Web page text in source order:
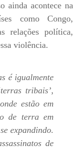
ainda acontece na
como Congo,
relações política,
violência.
é igualmente
tribais’,
estão em
de terra em
expandindo.
de